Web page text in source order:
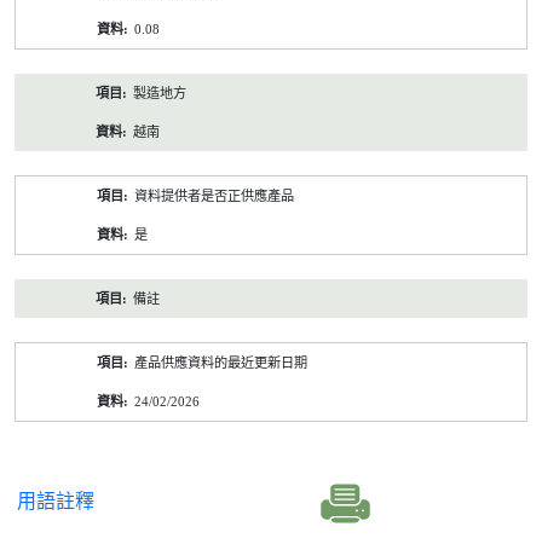
0.08
製造地方
越南
資料提供者是否正供應產品
是
備註
產品供應資料的最近更新日期
24/02/2026
用語註釋